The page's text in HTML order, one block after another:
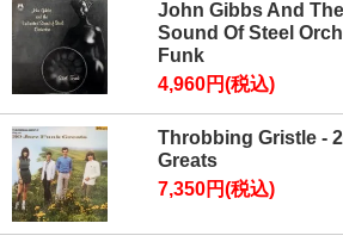
John Gibbs And
Sound Of Steel
Funk
4,960円(税込)
Throbbing Gristle -
Greats
7,350円(税込)